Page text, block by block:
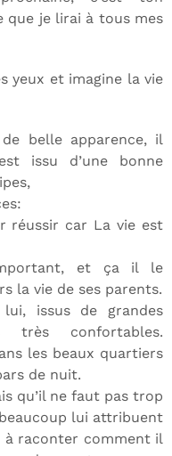
que je lirai à tous mes
yeux et imagine la vie
belle apparence, il
issu d’une bonne
réussir car La vie est
et ça il le
la vie de ses parents.
issus de grandes
très confortables.
les beaux quartiers
de nuit.
qu’il ne faut pas trop
lui attribuent
à raconter comment il